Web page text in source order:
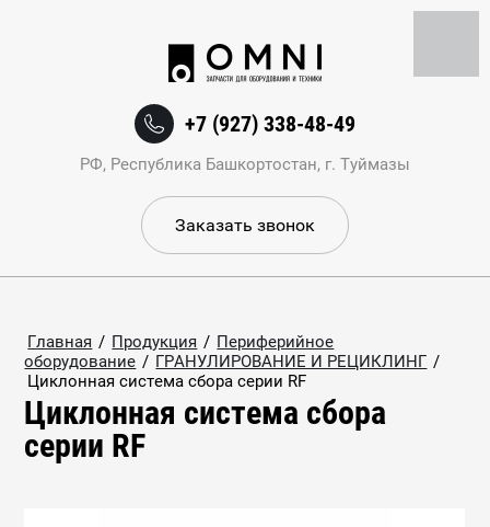
+7 (927) 338-48-49
РФ, Республика Башкортостан, г. Туймазы
Заказать звонок
Главная / Продукция / Периферийное
оборудование / ГРАНУЛИРОВАНИЕ И РЕЦИКЛИНГ /
Циклонная система сбора серии RF
Циклонная система сбора
серии RF